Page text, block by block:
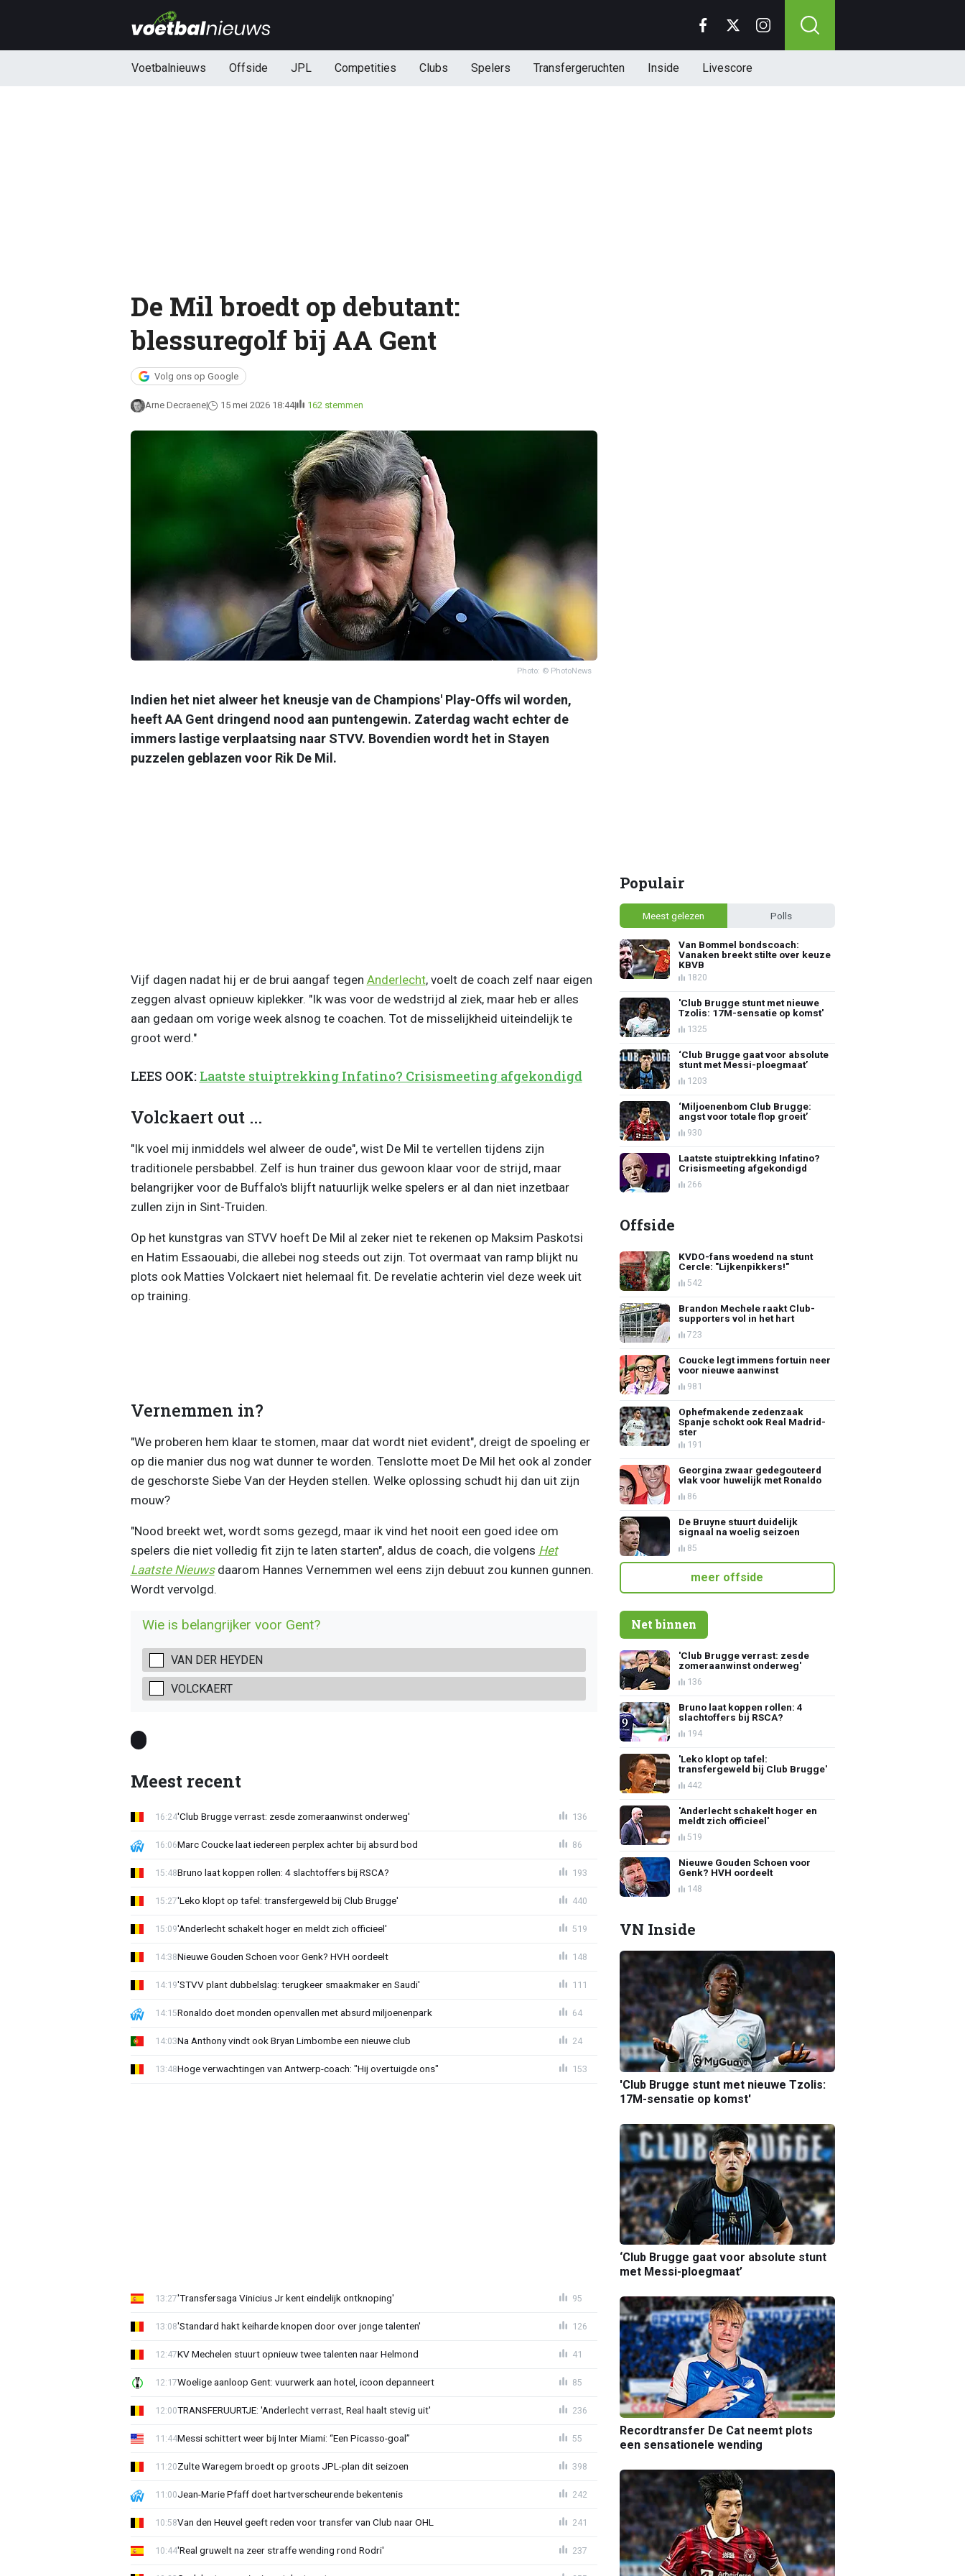
Voetbalnieuws Offside JPL Competities Clubs Spelers Transfergeruchten Inside Livescore
De Mil broedt op debutant:
blessuregolf bij AA Gent
Volg ons op Google
Arne Decraene 15 mei 2026 18:44 162 stemmen
Photo: © PhotoNews
Indien het niet alweer het kneusje van de Champions' Play-Offs wil worden,
heeft AA Gent dringend nood aan puntengewin. Zaterdag wacht echter de
immers lastige verplaatsing naar STVV. Bovendien wordt het in Stayen
puzzelen geblazen voor Rik De Mil.
Vijf dagen nadat hij er de brui aangaf tegen Anderlecht, voelt de coach zelf naar eigen
zeggen alvast opnieuw kiplekker. "Ik was voor de wedstrijd al ziek, maar heb er alles
aan gedaan om vorige week alsnog te coachen. Tot de misselijkheid uiteindelijk te
groot werd."
LEES OOK: Laatste stuiptrekking Infatino? Crisismeeting afgekondigd
Volckaert out ...
"Ik voel mij inmiddels wel alweer de oude", wist De Mil te vertellen tijdens zijn
traditionele persbabbel. Zelf is hun trainer dus gewoon klaar voor de strijd, maar
belangrijker voor de Buffalo's blijft natuurlijk welke spelers er al dan niet inzetbaar
zullen zijn in Sint-Truiden.
Op het kunstgras van STVV hoeft De Mil al zeker niet te rekenen op Maksim Paskotsi
en Hatim Essaouabi, die allebei nog steeds out zijn. Tot overmaat van ramp blijkt nu
plots ook Matties Volckaert niet helemaal fit. De revelatie achterin viel deze week uit
op training.
Vernemmen in?
"We proberen hem klaar te stomen, maar dat wordt niet evident", dreigt de spoeling er
op die manier dus nog wat dunner te worden. Tenslotte moet De Mil het ook al zonder
de geschorste Siebe Van der Heyden stellen. Welke oplossing schudt hij dan uit zijn
mouw?
"Nood breekt wet, wordt soms gezegd, maar ik vind het nooit een goed idee om
spelers die niet volledig fit zijn te laten starten", aldus de coach, die volgens Het
Laatste Nieuws daarom Hannes Vernemmen wel eens zijn debuut zou kunnen gunnen.
Wordt vervolgd.
Wie is belangrijker voor Gent?
VAN DER HEYDEN
VOLCKAERT
Meest recent
'Club Brugge verrast: zesde zomeraanwinst onderweg'
16:24 136
Marc Coucke laat iedereen perplex achter bij absurd bod
16:06 86
Bruno laat koppen rollen: 4 slachtoffers bij RSCA?
15:48 193
'Leko klopt op tafel: transfergeweld bij Club Brugge'
15:27 440
'Anderlecht schakelt hoger en meldt zich officieel'
15:09 519
Nieuwe Gouden Schoen voor Genk? HVH oordeelt
14:38 148
'STVV plant dubbelslag: terugkeer smaakmaker en Saudi'
14:19 111
Ronaldo doet monden openvallen met absurd miljoenenpark
14:15 64
Na Anthony vindt ook Bryan Limbombe een nieuwe club
14:03 24
Hoge verwachtingen van Antwerp-coach: "Hij overtuigde ons"
13:48 153
'Transfersaga Vinicius Jr kent eindelijk ontknoping'
13:27 95
'Standard hakt keiharde knopen door over jonge talenten'
13:08 126
KV Mechelen stuurt opnieuw twee talenten naar Helmond
12:47 41
Woelige aanloop Gent: vuurwerk aan hotel, icoon depanneert
12:17 85
TRANSFERUURTJE: 'Anderlecht verrast, Real haalt stevig uit'
12:00 236
Messi schittert weer bij Inter Miami: “Een Picasso-goal”
11:44 55
Zulte Waregem broedt op groots JPL-plan dit seizoen
11:20 398
Jean-Marie Pfaff doet hartverscheurende bekentenis
11:00 242
Van den Heuvel geeft reden voor transfer van Club naar OHL
10:58 241
'Real gruwelt na zeer straffe wending rond Rodri'
10:44 237
Populair
Meest gelezen Polls
Van Bommel bondscoach:
Vanaken breekt stilte over keuze
KBVB
1820
'Club Brugge stunt met nieuwe
Tzolis: 17M-sensatie op komst'
1325
‘Club Brugge gaat voor absolute
stunt met Messi-ploegmaat’
1203
‘Miljoenenbom Club Brugge:
angst voor totale flop groeit’
930
Laatste stuiptrekking Infatino?
Crisismeeting afgekondigd
266
Offside
KVDO-fans woedend na stunt
Cercle: "Lijkenpikkers!"
542
Brandon Mechele raakt Club-
supporters vol in het hart
723
Coucke legt immens fortuin neer
voor nieuwe aanwinst
981
Ophefmakende zedenzaak
Spanje schokt ook Real Madrid-
ster
191
Georgina zwaar gedegouteerd
vlak voor huwelijk met Ronaldo
86
De Bruyne stuurt duidelijk
signaal na woelig seizoen
85
meer offside
Net binnen
'Club Brugge verrast: zesde
zomeraanwinst onderweg'
136
Bruno laat koppen rollen: 4
slachtoffers bij RSCA?
194
'Leko klopt op tafel:
transfergeweld bij Club Brugge'
442
'Anderlecht schakelt hoger en
meldt zich officieel'
519
Nieuwe Gouden Schoen voor
Genk? HVH oordeelt
148
VN Inside
'Club Brugge stunt met nieuwe Tzolis:
17M-sensatie op komst'
‘Club Brugge gaat voor absolute stunt
met Messi-ploegmaat’
Recordtransfer De Cat neemt plots
een sensationele wending